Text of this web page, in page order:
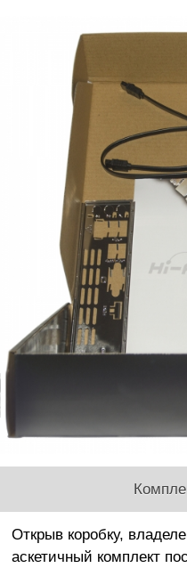
Открыв коробку,
аскетичный комплект